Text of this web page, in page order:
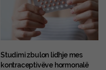
Studimi zbulon lidhje mes
kontraceptivëve hormonalë